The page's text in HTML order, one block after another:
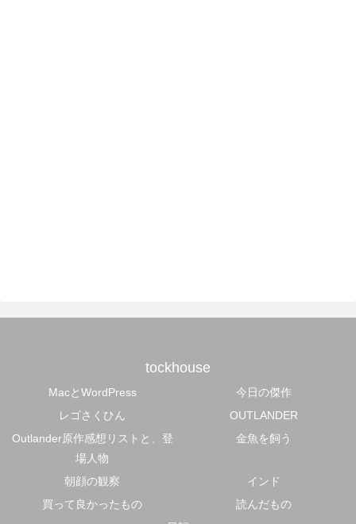
tockhouse
MacとWordPress
今日の傑作
レゴさくひん
OUTLANDER
Outlander原作感想リストと、登
場人物
金魚を飼う
朝顔の観察
インド
買って良かったもの
読んだもの